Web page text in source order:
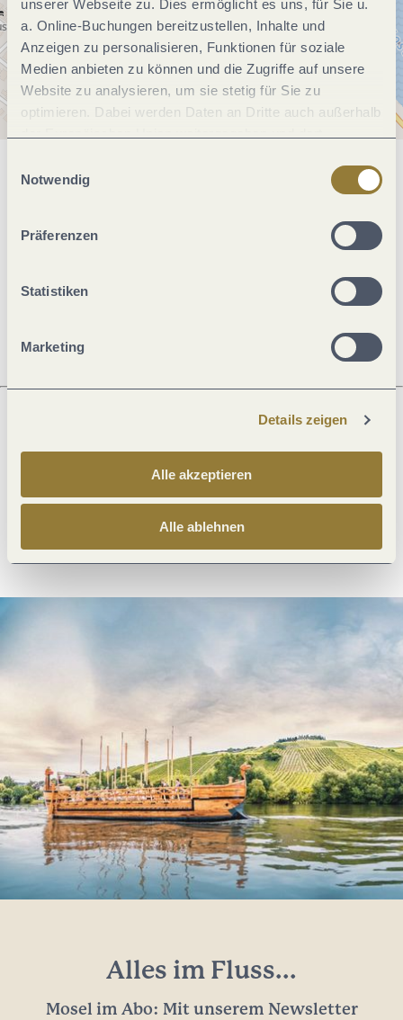
unserer Webseite zu. Dies ermöglicht es uns, für Sie u.
a. Online-Buchungen bereitzustellen, Inhalte und
Anzeigen zu personalisieren, Funktionen für soziale
Medien anbieten zu können und die Zugriffe auf unsere
Website zu analysieren, um sie stetig für Sie zu
optimieren. Dabei werden Daten an Dritte auch außerhalb
jederzeit widerrufen werden. Mit der Auswahl "Alle
ablehnen" kann es zu Beeinträchtigungen in der Nutzung
Notwendig
Präferenzen
Statistiken
Marketing
Details zeigen
Alle akzeptieren
Alle ablehnen
Allgemeine Informationen
Alles im Fluss...
Mosel im Abo: Mit unserem Newsletter